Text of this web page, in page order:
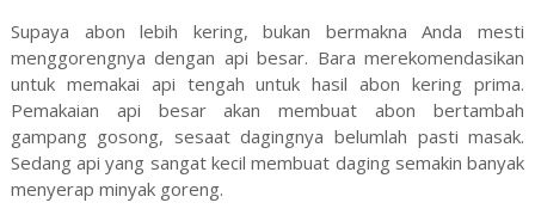
Supaya abon lebih kering, bukan bermakna Anda mesti
menggorengnya dengan api besar. Bara merekomendasikan
untuk memakai api tengah untuk hasil abon kering prima.
Pemakaian api besar akan membuat abon bertambah
gampang gosong, sesaat dagingnya belumlah pasti masak.
Sedang api yang sangat kecil membuat daging semakin banyak
menyerap minyak goreng.